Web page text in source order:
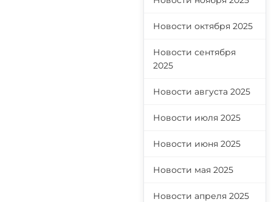
Новости октября 2025
Новости сентября
2025
Новости августа 2025
Новости июля 2025
Новости июня 2025
Новости мая 2025
Новости апреля 2025